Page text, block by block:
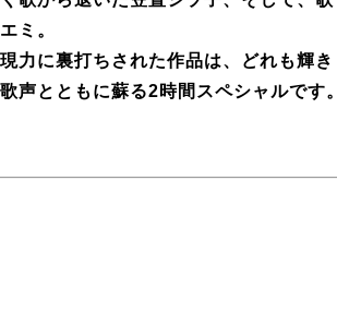
ミ。
力に裏打ちされた作品は、どれも輝き
声とともに蘇る2時間スペシャルです。